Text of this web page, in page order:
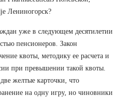
Лениногорск?
уже в следующем десятилетии
пенсионеров. Закон
квоты, методику ее расчета и
при превышении такой квоты.
желтые карточки, что
на одну игру, но чиновники